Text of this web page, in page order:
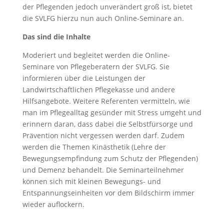
der Pflegenden jedoch unverändert groß ist, bietet
die SVLFG hierzu nun auch Online-Seminare an.
Das sind die Inhalte
Moderiert und begleitet werden die Online-
Seminare von Pflegeberatern der SVLFG. Sie
informieren über die Leistungen der
Landwirtschaftlichen Pflegekasse und andere
Hilfsangebote. Weitere Referenten vermitteln, wie
man im Pflegealltag gesünder mit Stress umgeht und
erinnern daran, dass dabei die Selbstfürsorge und
Prävention nicht vergessen werden darf. Zudem
werden die Themen Kinästhetik (Lehre der
Bewegungsempfindung zum Schutz der Pflegenden)
und Demenz behandelt. Die Seminarteilnehmer
können sich mit kleinen Bewegungs- und
Entspannungseinheiten vor dem Bildschirm immer
wieder auflockern.